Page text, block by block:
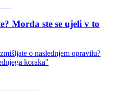
Morda ste se ujeli v to
o naslednjem opravilu?
koraka"